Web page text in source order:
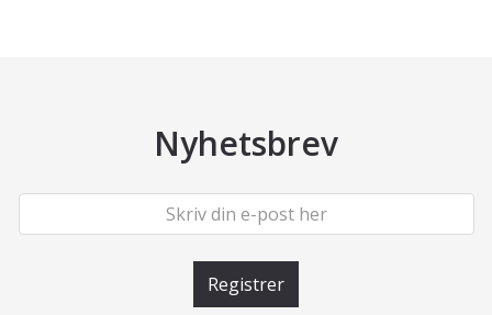
Nyhetsbrev
Registrer